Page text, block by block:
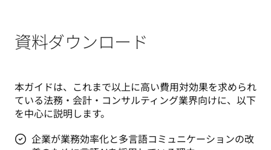
資料ダウンロード
本ガイドは、これまで以上に高い費用対効果を求められ
ている法務・会計・コンサルティング業界向けに、以下
を中心に説明します。
企業が業務効率化と多言語コミュニケーションの改